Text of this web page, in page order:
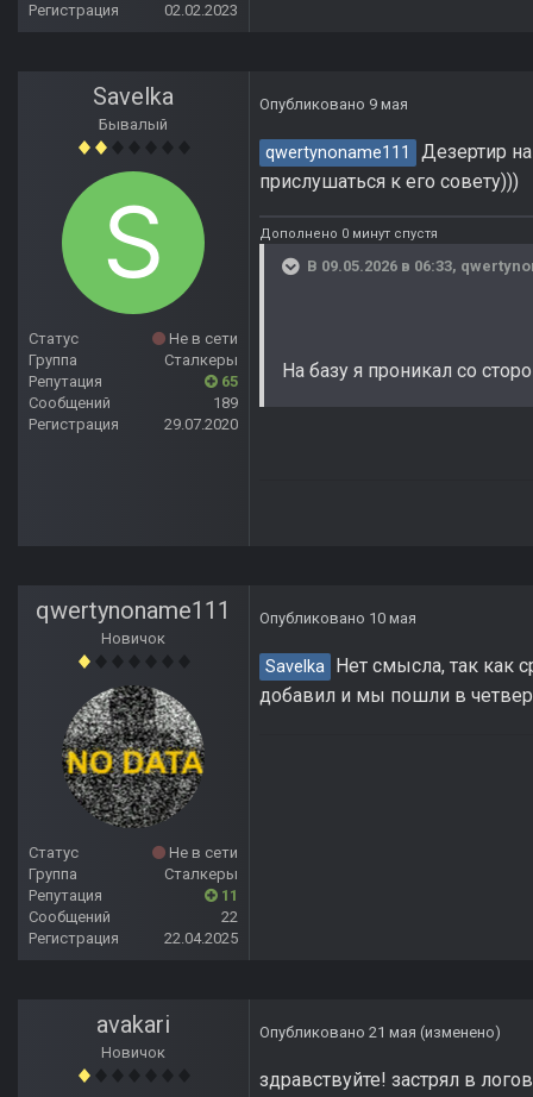
Регистрация
02.02.2023
Savelka
Бывалый
Статус
Не в сети
Группа
Сталкеры
Репутация
65
Сообщений
189
Регистрация
29.07.2020
Опубликовано 9 мая
qwertynoname111
Дезертир
прислушаться к его совету)))
Дополнено 0 минут спустя
В 09.05.2026 в 06:33,
На базу я проникал со
qwertynoname111
Новичок
Статус
Не в сети
Группа
Сталкеры
Репутация
11
Сообщений
22
Регистрация
22.04.2025
Опубликовано 10 мая
Savelka
Нет смысла, так как
добавил и мы пошли в
avakari
Новичок
Опубликовано 21 мая (изменено)
здравствуйте! застрял в